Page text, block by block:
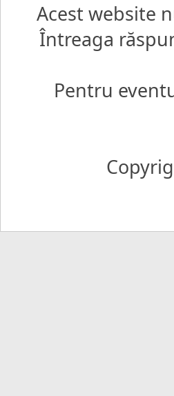
Acest website
Întreaga
Pentru